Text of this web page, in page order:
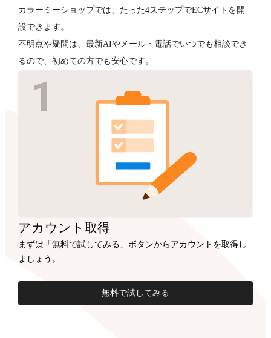
カラーミーショップでは、たった4ステップでECサイトを開
設できます。
不明点や疑問は、最新AIやメール・電話でいつでも相談でき
るので、初めての方でも安心です。
アカウント取得
まずは「無料で試してみる」ボタンからアカウントを取得し
ましょう。
無料で試してみる